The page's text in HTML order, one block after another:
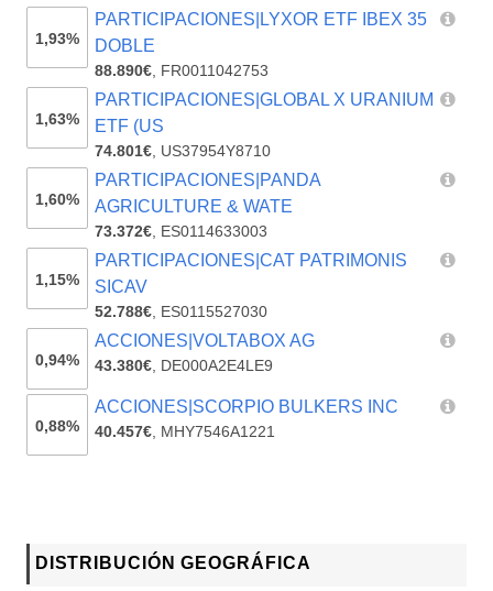
1,93%
PARTICIPACIONES|LYXOR ETF IBEX 35
DOBLE
88.890€ FR0011042753
1,63%
PARTICIPACIONES|GLOBAL X URANIUM
ETF (US
74.801€ US37954Y8710
1,60%
PARTICIPACIONES|PANDA
AGRICULTURE & WATE
73.372€ ES0114633003
1,15%
PARTICIPACIONES|CAT PATRIMONIS
SICAV
52.788€ ES0115527030
0,94%
ACCIONES|VOLTABOX AG
43.380€ DE000A2E4LE9
0,88%
ACCIONES|SCORPIO BULKERS INC
40.457€ MHY7546A1221
DISTRIBUCIÓN GEOGRÁFICA